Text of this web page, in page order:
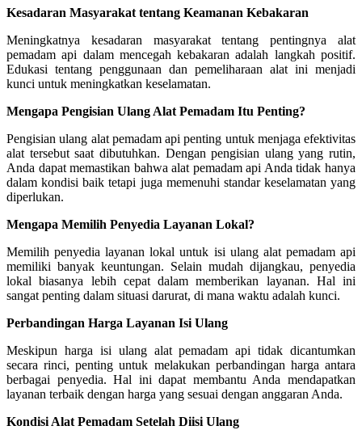
Kesadaran Masyarakat tentang Keamanan Kebakaran
Meningkatnya kesadaran masyarakat tentang pentingnya alat
pemadam api dalam mencegah kebakaran adalah langkah positif.
Edukasi tentang penggunaan dan pemeliharaan alat ini menjadi
kunci untuk meningkatkan keselamatan.
Mengapa Pengisian Ulang Alat Pemadam Itu Penting?
Pengisian ulang alat pemadam api penting untuk menjaga efektivitas
alat tersebut saat dibutuhkan. Dengan pengisian ulang yang rutin,
Anda dapat memastikan bahwa alat pemadam api Anda tidak hanya
dalam kondisi baik tetapi juga memenuhi standar keselamatan yang
diperlukan.
Mengapa Memilih Penyedia Layanan Lokal?
Memilih penyedia layanan lokal untuk isi ulang alat pemadam api
memiliki banyak keuntungan. Selain mudah dijangkau, penyedia
lokal biasanya lebih cepat dalam memberikan layanan. Hal ini
sangat penting dalam situasi darurat, di mana waktu adalah kunci.
Perbandingan Harga Layanan Isi Ulang
Meskipun harga isi ulang alat pemadam api tidak dicantumkan
secara rinci, penting untuk melakukan perbandingan harga antara
berbagai penyedia. Hal ini dapat membantu Anda mendapatkan
layanan terbaik dengan harga yang sesuai dengan anggaran Anda.
Kondisi Alat Pemadam Setelah Diisi Ulang